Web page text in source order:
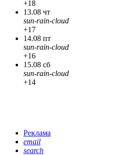
+18
13.08 чт
sun-rain-cloud
+17
14.08 пт
sun-rain-cloud
+16
15.08 сб
sun-rain-cloud
+14
Реклама
email
search